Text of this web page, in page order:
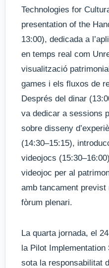
Technologies for
presentation of the
13:00), dedicada a
en temps real com
visualització
games i els fluxos de
Després del dinar
va dedicar a sessions
sobre disseny
(14:30–15:15),
videojocs
videojoc per al
amb tancament
fòrum plenari.
La quarta jornada, el
la Pilot Implementation
sota la responsabilitat